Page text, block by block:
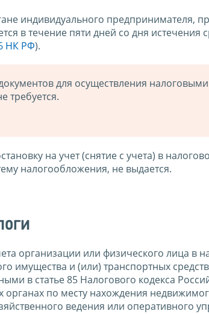
индивидуального предпринимателя,
в течение пяти дней со дня истечения
НК РФ).
для осуществления
требуется.
на учет (снятие с учета) в
налогообложения, не выдается.
организации или физического лица в
имущества и (или) транспортных
в статье 85 Налогового кодекса
органах по месту нахождения
ведения или оперативного